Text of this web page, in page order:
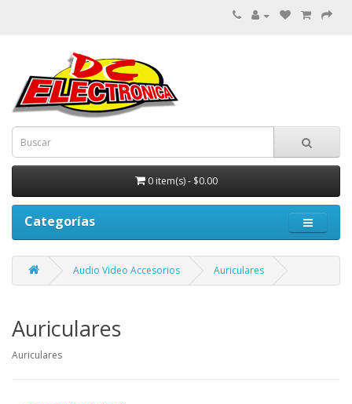
0 item(s) - $0.00
Categorías
Audio Video Accesorios Auriculares
Auriculares
Auriculares